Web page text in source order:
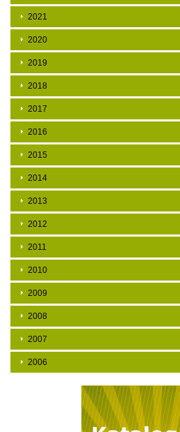
2021
2020
2019
2018
2017
2016
2015
2014
2013
2012
2011
2010
2009
2008
2007
2006